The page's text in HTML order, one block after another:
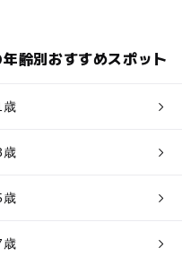
齢別おすすめスポット
歳
歳
歳
歳